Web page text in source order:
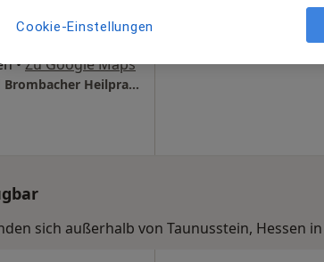
•Zu Google Maps
Heilpraxis Brombacher • Ingrid Brombacher Heilpraktiker
sich außerhalb von Taunusstein, Hessen
Cookie-Einstellungen